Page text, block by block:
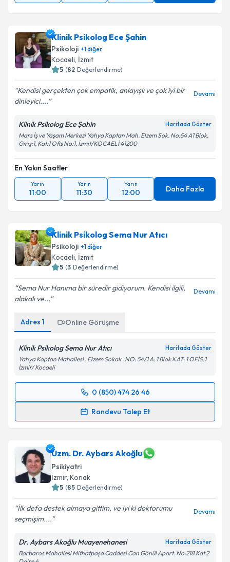
Klinik Psikolog Ece Şahin
Psikoloji +1diğer
Kocaeli, İzmit
5 (82 Değerlendirme)
Kendisi gerçekten çok empatik, anlayışlı ve çok iyi bir
dinleyici....
Devamı
Klinik Psikolog Ece Şahin Haritada Göster
Mars İş ve Yaşam Merkezi Yahya Kaptan Mah. Elzem Sok. No:54 A1 Blok,
Giriş:1, Kat:1 Ofis No:1, İzmit/KOCAELİ 41200
En Yakın Saatler
Yarın
11:00
Yarın
11:30
Yarın
12:00 Daha Fazla
Klinik Psikolog Sema Nur Atıcı
Psikoloji +1diğer
Kocaeli, İzmit
5 (3 Değerlendirme)
Sema Nur Hanıma bir süredir gidiyorum. Kendisi ilgili,
alakalı ve...
Devamı
Adres 1 Online Görüşme
Klinik Psikolog Sema Nur Atıcı Haritada Göster
Yahya Kaptan Mahallesi . Elzem Sokak . NO: 54/1 A: 1 Blok KAT: 1 OFİS:1
İzmir/ Kocaeli
0 (850) 474 26 46
Randevu Talep Et
Randevu Takvimi Talebi
için bir takvim hazırlandığında e-posta ile
bilgilendireceğiz.
E-posta Adresiniz
Metni'ni okudum ve kişisel verilerimin belirtilen
kapsamda işlenmesini kabul ediyorum.
Uzm. Dr. Aybars Akoğlu
Psikiyatri
İzmir, Konak
5 (85 Değerlendirme)
İlk defa destek almaya gittim, ve iyi ki doktorumu
seçmişim....
Devamı
Dr. Aybars Akoğlu Muayenehanesi Haritada Göster
Barbaros Mahallesi Mithatpaşa Caddesi Can Gönül Apart. No:218 Kat 2